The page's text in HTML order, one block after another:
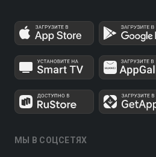
МЫ В СОЦСЕТЯХ